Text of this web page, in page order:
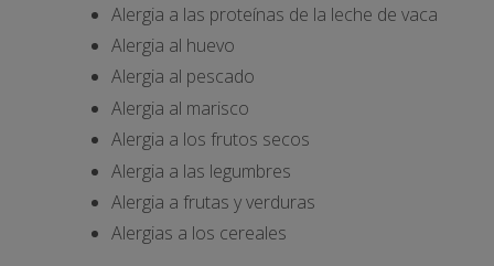
Alergia a las proteínas de la leche de vaca
Alergia al huevo
Alergia al pescado
Alergia al marisco
Alergia a los frutos secos
Alergia a las legumbres
Alergia a frutas y verduras
Alergias a los cereales